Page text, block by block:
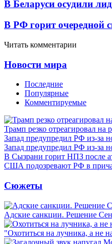
В Беларуси осудили
В РФ горит очередной
Читать комментарии
Новости мира
Последние
Популярные
Комментируемые
Трамп резко отреагировал на
Запад предупредил РФ из-за
Запад предупредил РФ из-за
В Сызрани горит НПЗ после
США подозревают РФ в
Сюжеты
Адские санкции. Решение
"Охотиться на лучника, а не